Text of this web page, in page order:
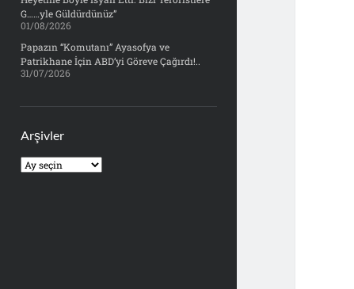
G……yle Güldürdünüz”
01/08/2026
Papazın “Komutanı” Ayasofya ve
Patrikhane İçin ABD’yi Göreve Çağırdı!..
31/07/2026
Arşivler
Arşivler